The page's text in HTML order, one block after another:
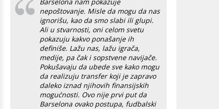
nepoštovanje. Misle da mogu da nas
ignorišu, kao da smo slabi ili glupi.
Ali u stvarnosti, oni celom svetu
pokazuju kakvo ponašanje ih
definiše. Lažu nas, lažu igrača,
medije, pa čak i sopstvene navijače.
Pokušavaju da ubede sve kako mogu
da realizuju transfer koji je zapravo
daleko iznad njihovih finansijskih
mogućnosti. Ovo nije prvi put da
Barselona ovako postupa, fudbalski